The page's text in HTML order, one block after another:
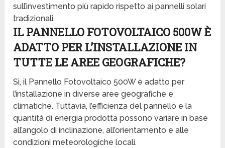
sull’investimento più rapido rispetto ai pannelli solari
tradizionali.
IL PANNELLO FOTOVOLTAICO 500W È
ADATTO PER L’INSTALLAZIONE IN
TUTTE LE AREE GEOGRAFICHE?
Sì, il Pannello Fotovoltaico 500W è adatto per
l’installazione in diverse aree geografiche e
climatiche. Tuttavia, l’efficienza del pannello e la
quantità di energia prodotta possono variare in base
all’angolo di inclinazione, all’orientamento e alle
condizioni meteorologiche locali.